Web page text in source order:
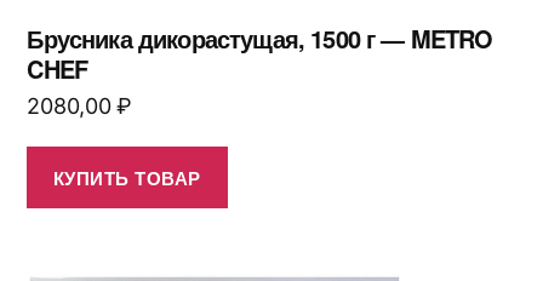
Брусника дикорастущая, 1500 г — METRO
CHEF
2080,00₽
КУПИТЬ ТОВАР